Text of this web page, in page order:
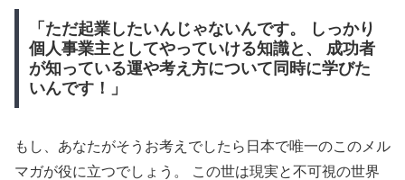
「ただ起業したいんじゃないんです。 しっかり
個人事業主としてやっていける知識と、 成功者
が知っている運や考え方について同時に学びた
いんです！」
もし、あなたがそうお考えでしたら日本で唯一のこのメル
マガが役に立つでしょう。 この世は現実と不可視の世界